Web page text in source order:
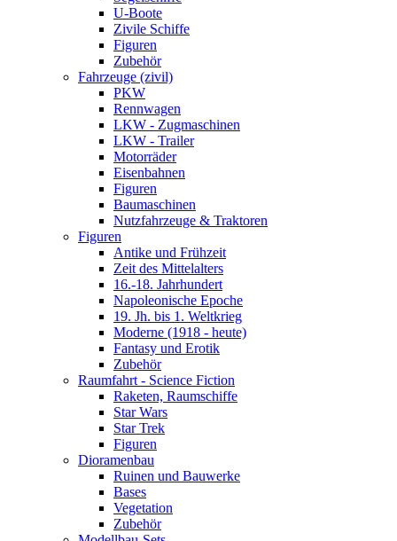
U-Boote
Zivile Schiffe
Figuren
Zubehör
Fahrzeuge (zivil)
PKW
Rennwagen
LKW - Zugmaschinen
LKW - Trailer
Motorräder
Eisenbahnen
Figuren
Baumaschinen
Nutzfahrzeuge & Traktoren
Figuren
Antike und Frühzeit
Zeit des Mittelalters
16.-18. Jahrhundert
Napoleonische Epoche
19. Jh. bis 1. Weltkrieg
Moderne (1918 - heute)
Fantasy und Erotik
Zubehör
Raumfahrt - Science Fiction
Raketen, Raumschiffe
Star Wars
Star Trek
Figuren
Dioramenbau
Ruinen und Bauwerke
Bases
Vegetation
Zubehör